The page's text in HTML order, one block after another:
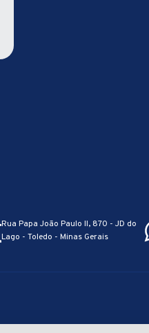
Rua Papa João Paulo II, 870 - JD do
Lago - Toledo - Minas Gerais